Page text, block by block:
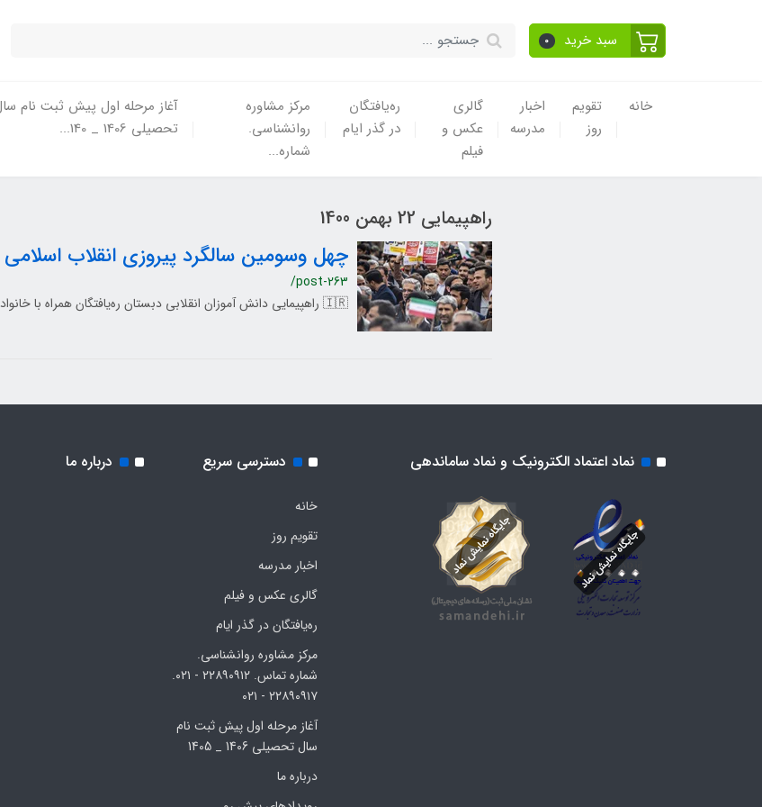
سبد خرید 0
خانه
تقویم
روز
اخبار
مدرسه
گالری
عکس و
فیلم
ره‌یافتگان
در گذر ایام
مرکز مشاوره
روانشناسی.
شماره...
آغاز مرحله اول پیش ثبت نام
تحصیلی 1406 _ 140...
راهپیمایی 22 بهمن 1400
چهل وسومین سالگرد پیروزی انقلاب اسلامی ایران ۲۲
/post-263
🇮🇷 راهپیمایی دانش آموزان انقلابی دبستان ره‌یافتگان همراه با خانواده 😊
نماد اعتماد الکترونیک و نماد ساماندهی دسترسی سریع
خانه
تقویم روز
اخبار مدرسه
گالری عکس و فیلم
ره‌یافتگان در گذر ایام
مرکز مشاوره روانشناسی.
شماره تماس. ۲۲۸۹۰۹۱۲ - ۰۲۱.
۲۲۸۹۰۹۱۷ - ۰۲۱
آغاز مرحله اول پیش ثبت نام
سال تحصیلی 1406 _ 1405
درباره ما
درباره ما